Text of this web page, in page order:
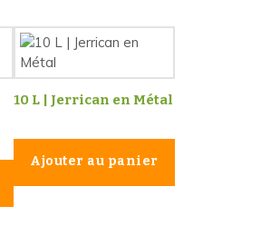
10 L | Jerrican en Métal
Ajouter au panier